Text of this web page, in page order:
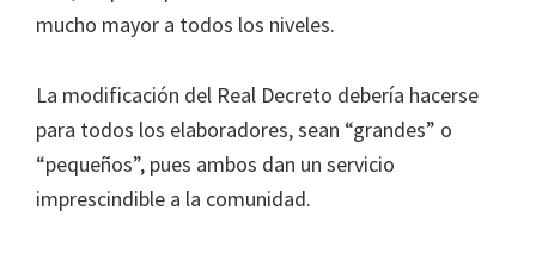
mucho mayor a todos los niveles.
La modificación del Real Decreto debería hacerse
para todos los elaboradores, sean “grandes” o
“pequeños”, pues ambos dan un servicio
imprescindible a la comunidad.